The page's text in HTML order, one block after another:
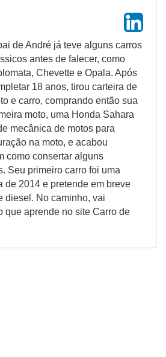
de André já teve alguns carros
antes de falecer, como
Chevette e Opala. Após
18 anos, tirou carteira de
e carro, comprando então sua
moto, uma Honda Sahara
mecânica de motos para
na moto, e acabou
como consertar alguns
Seu primeiro carro foi uma
de 2014 e pretende em breve
diesel. No caminho, vai
que aprende no site Carro de